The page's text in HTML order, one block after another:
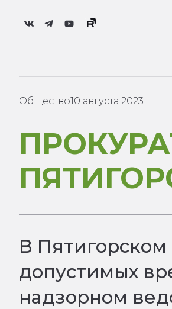
Общество10 августа 2023
В
допустимых
надзорном